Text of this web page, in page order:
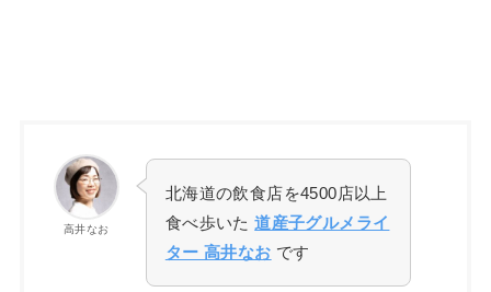
高井なお
北海道の飲食店を4500店以上
食べ歩いた道産子グルメライ
ター 高井なお です